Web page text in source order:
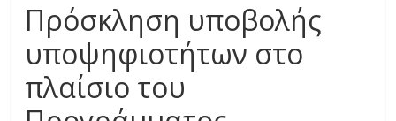
Πρόσκληση υποβολής
υποψηφιοτήτων στο
πλαίσιο του